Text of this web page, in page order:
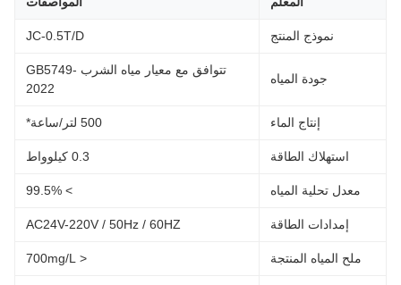
نموذج المنتج JC-0.5T/D
جودة المياه
تتوافق مع معيار مياه الشرب GB5749-
2022
إنتاج الماء 500 لتر/ساعة*
استهلاك الطاقة 0.3 كيلوواط
معدل تحلية المياه > 99.5%
إمدادات الطاقة AC24V-220V / 50Hz / 60HZ
ملح المياه المنتجة < 700mg/L